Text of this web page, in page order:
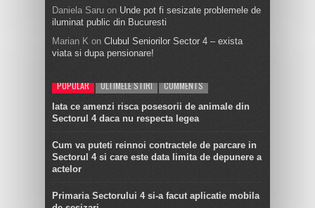
Daniela Saru on Unde pot fi sesizate problemele de
iluminat public din Bucuresti
Marian K on Clubul Seniorilor Sector 4 – exista
viata si dupa pensionare!
POPULAR ULTIMELE STIRI COMMENTS
Iata ce amenzi risca posesorii de animale din
Sectorul 4 daca nu respecta legea
Cum va puteti reinnoi contractele de parcare in
Sectorul 4 si care este data limita de depunere a
actelor
Primaria Sectorului 4 si-a facut aplicatie mobila